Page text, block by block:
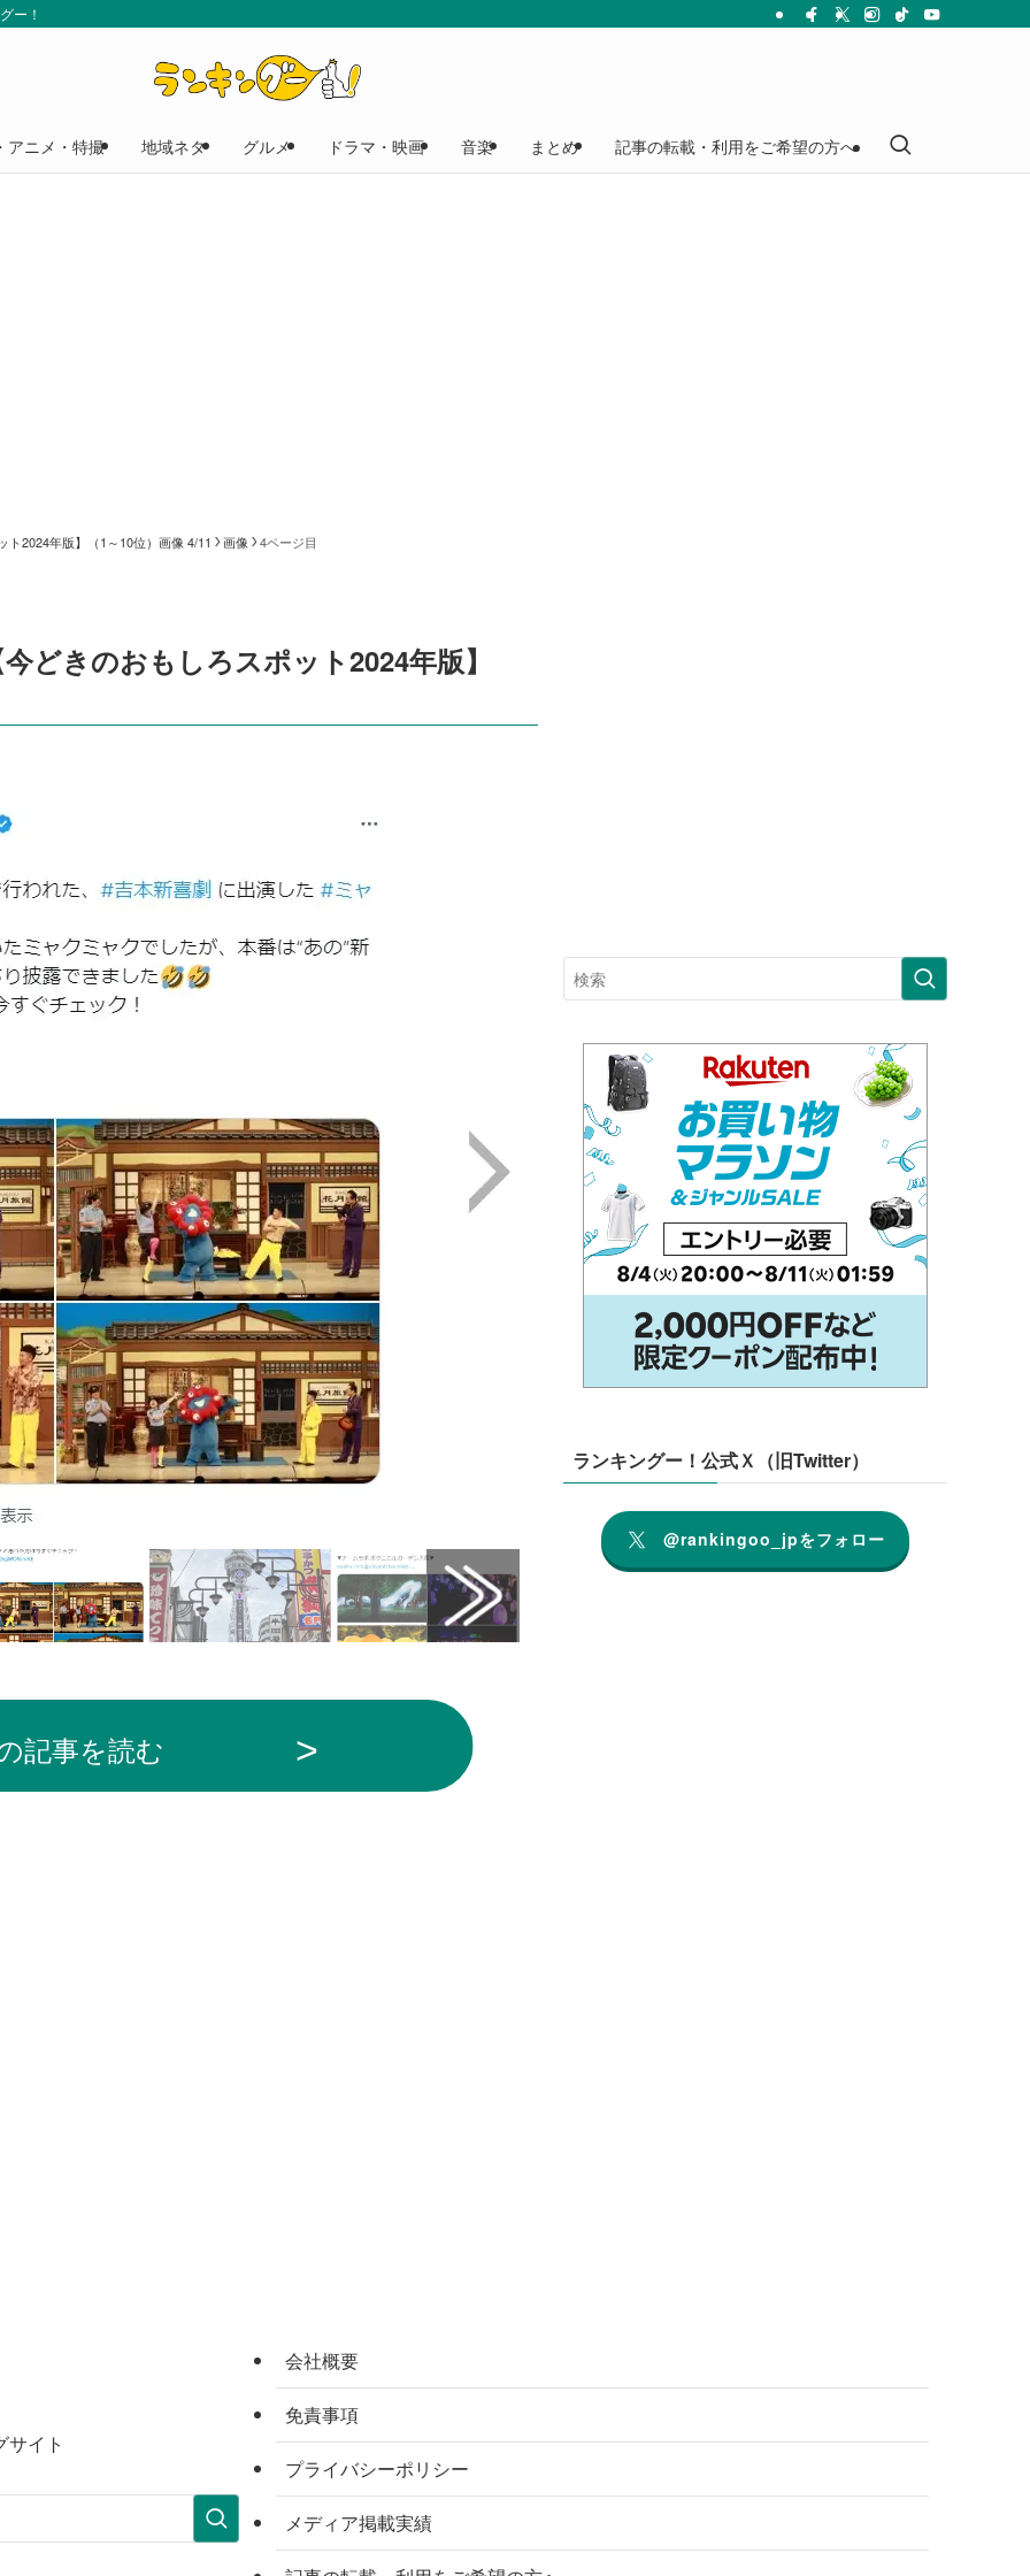
ー！
アニメ・特撮 地域ネタ グルメ ドラマ・映画 音楽 まとめ 記事の転載・利用をご希望の方へ
2024年版】（1～10位）画像 4/11 画像 4ページ目
どきのおもしろスポット2024年版】
記事を読む
ランキングー！公式Ｘ（旧Twitter）
@rankingoo_jpをフォロー
イト
会社概要
免責事項
プライバシーポリシー
メディア掲載実績